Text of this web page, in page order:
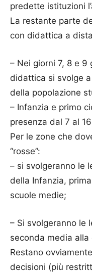
predette istituzioni
La restante parte
con didattica a
– Nei giorni 7, 8 e 9
didattica si svolge
della popolazione
– Infanzia e primo
presenza dal 7 al
Per le zone che
“rosse”:
– si svolgeranno le
della Infanzia,
scuole medie;
– Si svolgeranno le
seconda media
Restano
decisioni (più